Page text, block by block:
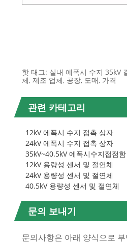
핫 태그: 실내 에폭시 수지 35kV
체, 제조 업체, 공장, 도매, 가격
관련 카테고리
12kV 에폭시 수지 접촉 상자
24kV 에폭시 수지 접촉 상자
35kV~40.5kV 에폭시수지접점함
12kV 용량성 센서 및 절연체
24kV 용량성 센서 및 절연체
40.5kV 용량성 센서 및 절연체
문의 보내기
문의사항은 아래 양식으로